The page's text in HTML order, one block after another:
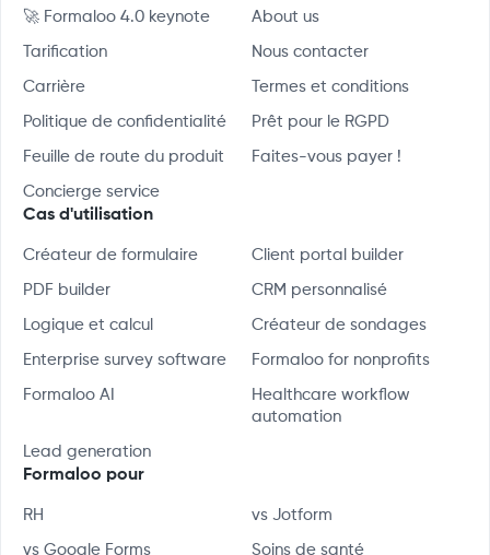
🚀 Formaloo 4.0 keynote About us
Tarification Nous contacter
Carrière Termes et conditions
Politique de confidentialité Prêt pour le RGPD
Feuille de route du produit Faites-vous payer !
Concierge service
Cas d'utilisation
Créateur de formulaire Client portal builder
PDF builder CRM personnalisé
Logique et calcul Créateur de sondages
Enterprise survey software Formaloo for nonprofits
Formaloo AI
Healthcare workflow
automation
Lead generation
Formaloo pour
RH vs Jotform
vs Google Forms Soins de santé